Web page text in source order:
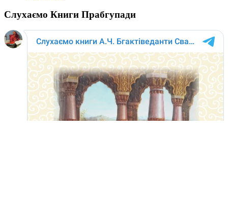
Слухаємо Книги Прабгупади